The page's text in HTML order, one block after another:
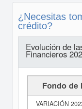
¿Necesitas
crédito?
Evolución de
Financieros
Fondo de